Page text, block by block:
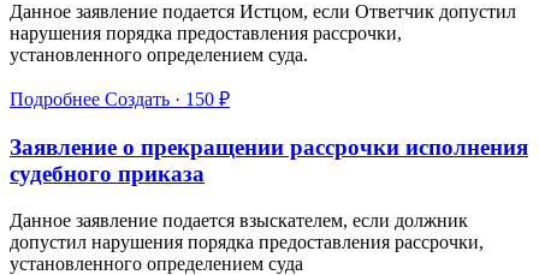
Данное заявление подается Истцом, если Ответчик допустил
нарушения порядка предоставления рассрочки,
установленного определением суда.
Подробнее Создать · 150 ₽
Заявление о прекращении рассрочки исполнения
судебного приказа
Данное заявление подается взыскателем, если должник
допустил нарушения порядка предоставления рассрочки,
установленного определением суда